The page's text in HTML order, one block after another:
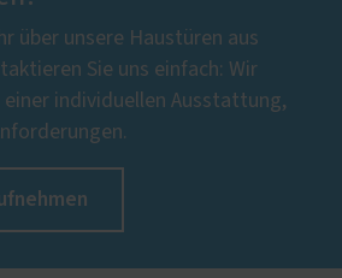
über unsere Haustüren aus
Sie uns einfach: Wir
einer individuellen Ausstattung,